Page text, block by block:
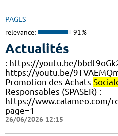
PAGES
relevance: 91%
Actualités
: https://youtu.be/
https://youtu.be/
Promotion des Achats
Responsables (SPASER) :
https://www.calameo.com/
page=1
26/06/2026 12:15